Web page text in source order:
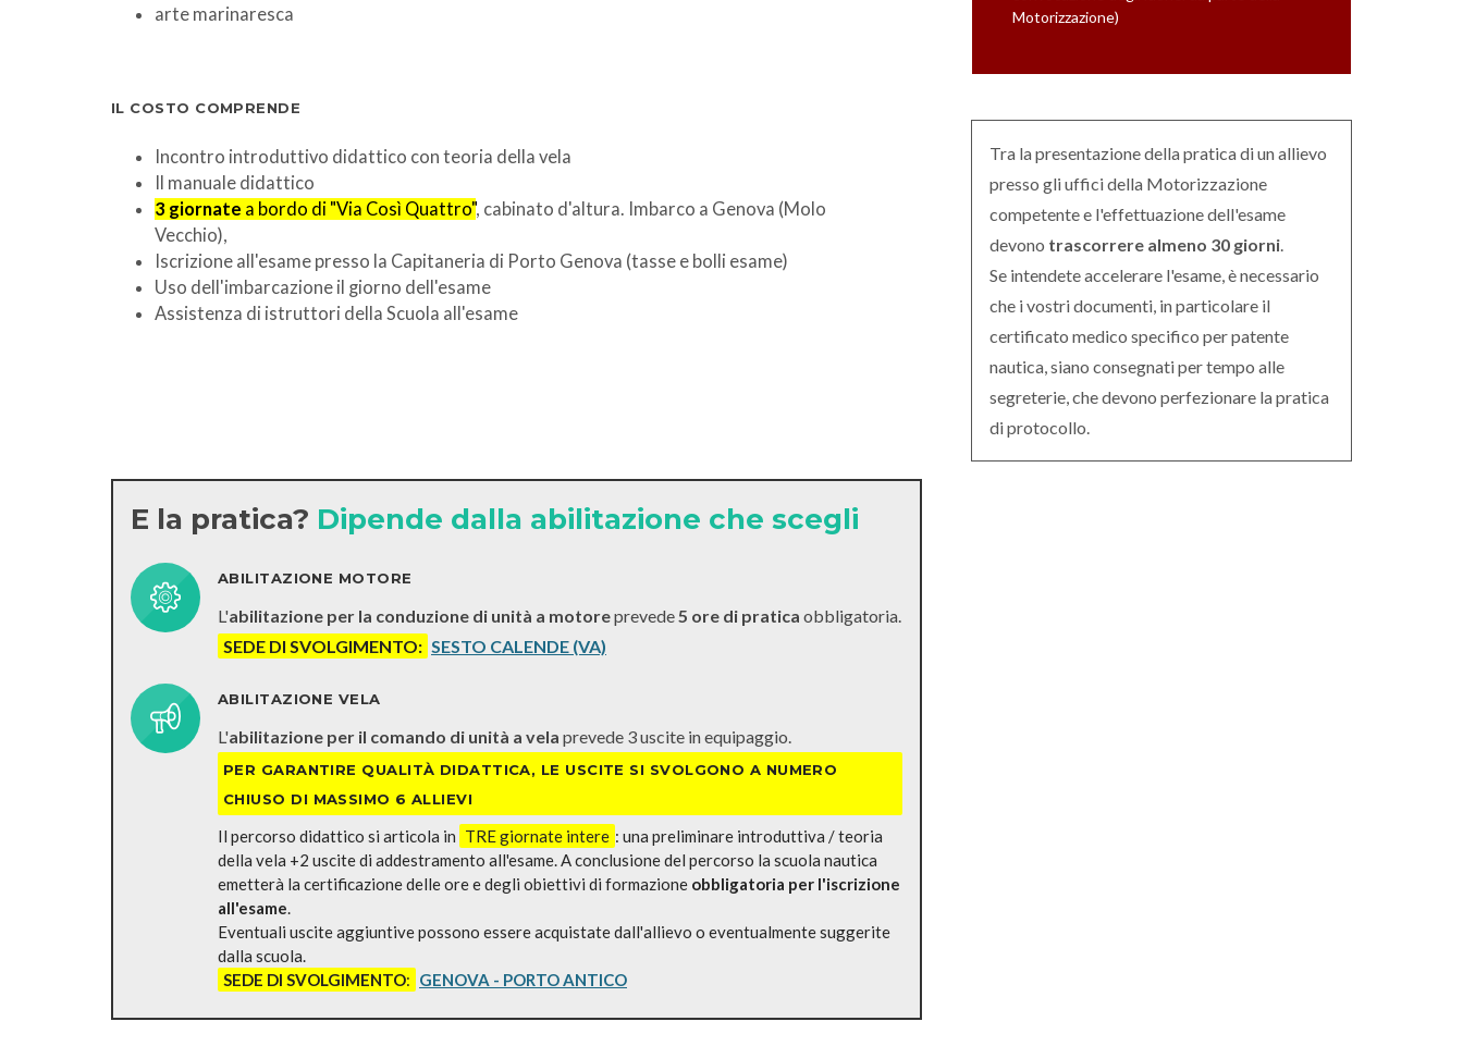
arte marinaresca
IL COSTO COMPRENDE
Incontro introduttivo didattico con teoria della vela
Il manuale didattico
3 giornate a bordo di "Via Così Quattro", cabinato d'altura. Imbarco a Genova (Molo
Vecchio),
Iscrizione all'esame presso la Capitaneria di Porto Genova (tasse e bolli esame)
Uso dell'imbarcazione il giorno dell'esame
Assistenza di istruttori della Scuola all'esame
E la pratica? Dipende dalla abilitazione che scegli
ABILITAZIONE MOTORE
L'abilitazione per la conduzione di unità a motoreprevede5 ore di pratica obbligatoria.
SEDE DI SVOLGIMENTO: SESTO CALENDE (VA)
ABILITAZIONE VELA
L'abilitazione per il comando di unità a vela prevede 3 uscite in equipaggio.
PER GARANTIRE QUALITÀ DIDATTICA, LE USCITE SI SVOLGONO A NUMERO
CHIUSO DI MASSIMO 6 ALLIEVI
Il percorso didattico si articola in TRE giornate intere : una preliminare introduttiva / teoria
della vela +2 uscite di addestramento all'esame. A conclusione del percorso la scuola nautica
emetterà la certificazione delle ore e degli obiettivi di formazione obbligatoria per l'iscrizione
all'esame.
Eventuali uscite aggiuntive possono essere acquistate dall'allievo o eventualmente suggerite
dalla scuola.
SEDE DI SVOLGIMENTO: GENOVA - PORTO ANTICO
Motorizzazione)
Tra la presentazione della pratica di un allievo
presso gli uffici della Motorizzazione
competente e l'effettuazione dell'esame
devono trascorrere almeno 30 giorni.
Se intendete accelerare l'esame, è necessario
che i vostri documenti, in particolare il
certificato medico specifico per patente
nautica, siano consegnati per tempo alle
segreterie, che devono perfezionare la pratica
di protocollo.